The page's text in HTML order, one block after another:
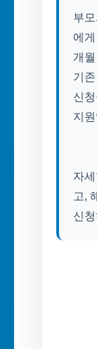
부
에
개
기
신
지
자
고,
신